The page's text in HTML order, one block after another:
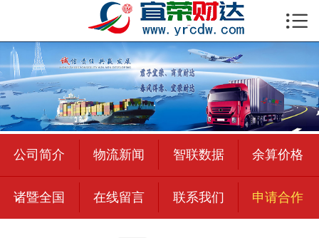
 首页
公司简介
物流新闻
绍兴至全国
合作加盟
宜荣智联

公司简介 物流新闻 智联数据 余算价格
诸暨全国 在线留言 联系我们 申请合作